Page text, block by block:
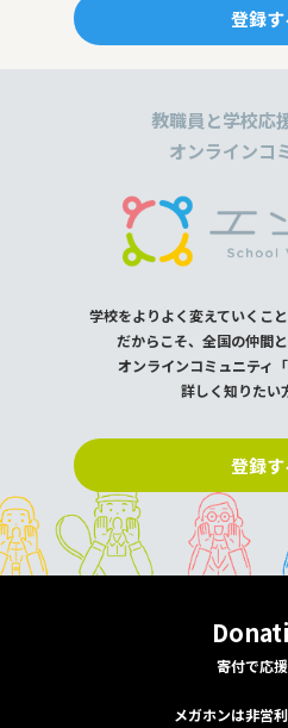
登録す
教職員と学校応
オンラインコ
学校をよりよく変えていくこ
だからこそ、全国の仲間
オンラインコミュニティ
詳しく知りたい
登録す
寄付で応
メガホンは非営